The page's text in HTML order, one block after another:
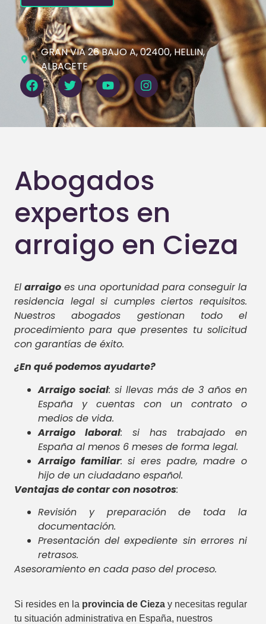
GRAN VIA 26 BAJO A, 02400, HELLIN,
ALBACETE
Abogados
expertos en
arraigo en Cieza
Elarraigo es una oportunidad para conseguir la
residencia legal si cumples ciertos requisitos.
Nuestros abogados gestionan todo el
procedimiento para que presentes tu solicitud
con garantías de éxito.
¿En qué podemos ayudarte?
Arraigo social: si llevas más de 3 años en
España y cuentas con un contrato o
medios de vida.
Arraigo laboral: si has trabajado en
España al menos 6 meses de forma legal.
Arraigo familiar: si eres padre, madre o
hijo de un ciudadano español.
Ventajas de contar con nosotros:
Revisión y preparación de toda la
documentación.
Presentación del expediente sin errores ni
retrasos.
Asesoramiento en cada paso del proceso.
Si resides en la provincia de Cieza y necesitas regular
tu situación administrativa en España, nuestros